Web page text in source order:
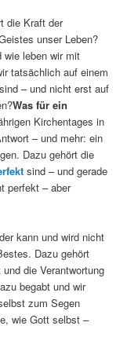
die Kraft der
unser Leben?
leben wir mit
tatsächlich auf einem
– und nicht erst auf
Was für ein
Kirchentages in
– und mehr: ein
Dazu gehört die
sind – und gerade
perfekt – aber
kann und wird nicht
Dazu gehört
die Verantwortung
begabt und wir
zum Segen
wie Gott selbst –